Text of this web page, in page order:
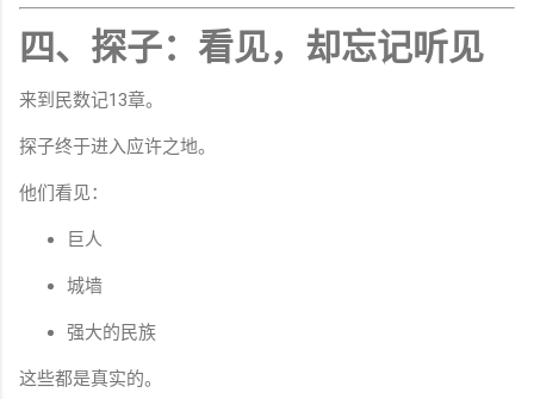
四、探子：看见，却忘记听见
来到民数记13章。
探子终于进入应许之地。
他们看见：
巨人
城墙
强大的民族
这些都是真实的。